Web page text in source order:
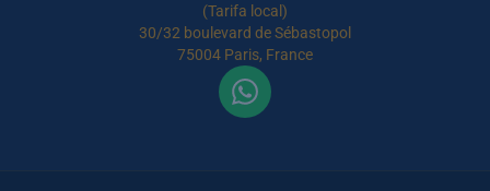
(Tarifa local)
30/32 boulevard de Sébastopol
75004 Paris, France